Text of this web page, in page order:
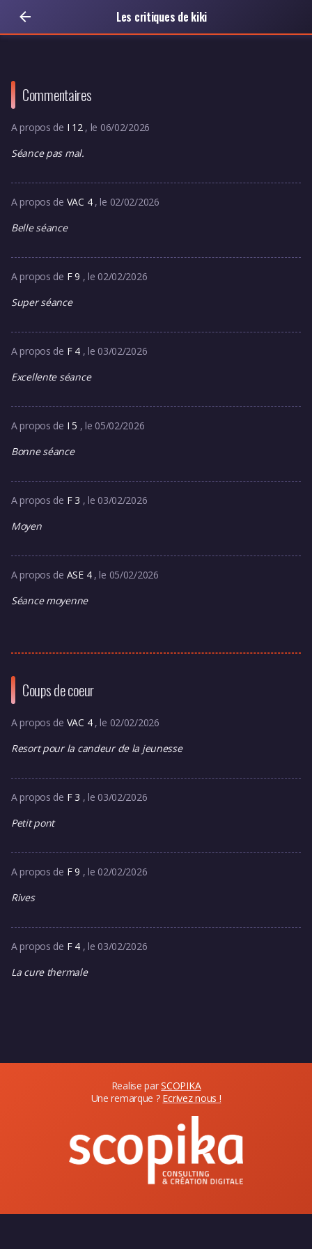
Les critiques de kiki
Commentaires
A propos de I 12 , le 06/02/2026
Séance pas mal.
A propos de VAC 4 , le 02/02/2026
Belle séance
A propos de F 9 , le 02/02/2026
Super séance
A propos de F 4 , le 03/02/2026
Excellente séance
A propos de I 5 , le 05/02/2026
Bonne séance
A propos de F 3 , le 03/02/2026
Moyen
A propos de ASE 4 , le 05/02/2026
Séance moyenne
Coups de coeur
A propos de VAC 4 , le 02/02/2026
Resort pour la candeur de la jeunesse
A propos de F 3 , le 03/02/2026
Petit pont
A propos de F 9 , le 02/02/2026
Rives
A propos de F 4 , le 03/02/2026
La cure thermale
Realise parSCOPIKA
Une remarque ? Ecrivez nous !